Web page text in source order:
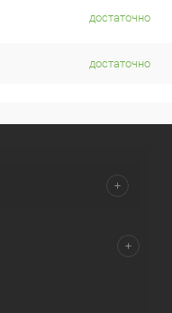
достаточно
достаточно